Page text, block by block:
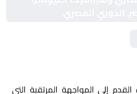
إلى المواجهة المرتقبة التي